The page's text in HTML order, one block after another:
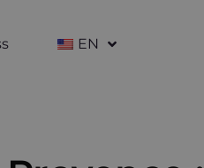
EN